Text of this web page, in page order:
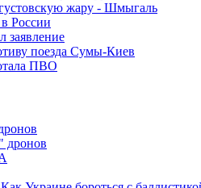
жару - Шмыгаль
России
заявление
поезда Сумы-Киев
ПВО
дронов